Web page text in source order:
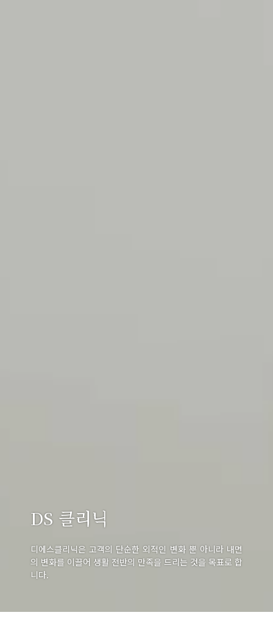
DS 클리닉
디에스클리닉은 고객의 단순한 외적인 변화 뿐 아니라 내면
의 변화를 이끌어 생활 전반의 만족을 드리는 것을 목표로 합
니다.